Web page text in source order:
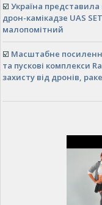
☑️ Україна
дрон-камікадзе UAS
малопомітний
☑️ Масштабне
та пускові комплекси
захисту від дронів,